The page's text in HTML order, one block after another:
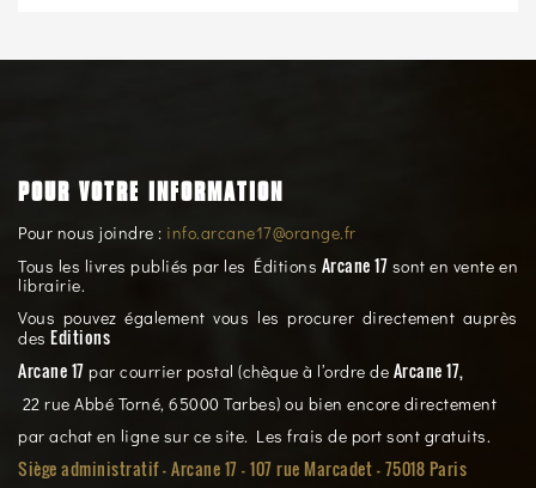
POUR VOTRE INFORMATION
Pour nous joindre : info.arcane17@orange.fr
Tous les livres publiés par les Éditions Arcane 17 sont en vente en
librairie.
Vous pouvez également vous les procurer directement auprès
des Editions
Arcane 17 par courrier postal (chèque à l’ordre de Arcane 17,
22 rue Abbé Torné, 65000 Tarbes) ou bien encore directement
par achat en ligne sur ce site. Les frais de port sont gratuits.
Siège administratif - Arcane 17 - 107 rue Marcadet - 75018 Paris